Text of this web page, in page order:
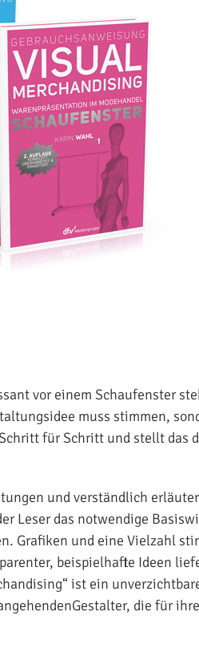
vor einem Schaufenster
muss stimmen,
für Schritt und stellt das
und verständlich
Leser das notwendige
Grafiken und eine Vielzahl
beispielhafte Ideen
ist ein
die für